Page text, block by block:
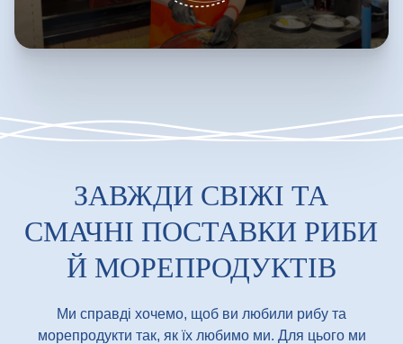
ЗАВЖДИ СВІЖІ ТА
СМАЧНІ ПОСТАВКИ РИБИ
Й МОРЕПРОДУКТІВ
Ми справді хочемо, щоб ви любили рибу та
морепродукти так, як їх любимо ми. Для цього ми